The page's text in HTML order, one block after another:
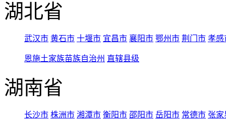
湖北省
武汉市 黄石市 十堰市 宜昌市 襄阳市 鄂州市 荆门市 孝感
恩施土家族苗族自治州 直辖县级
湖南省
长沙市 株洲市 湘潭市 衡阳市 邵阳市 岳阳市 常德市 张家